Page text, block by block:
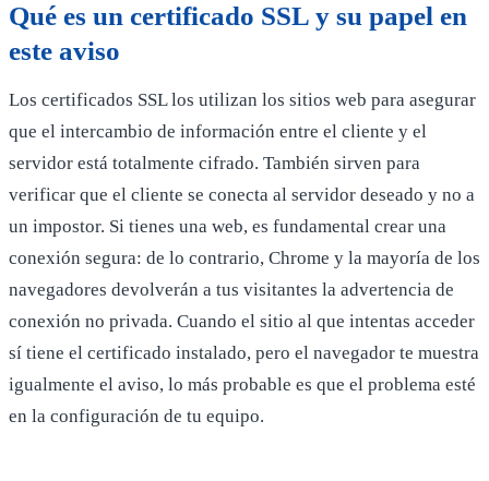
Qué es un certificado SSL y su papel en
este aviso
Los certificados SSL los utilizan los sitios web para asegurar
que el intercambio de información entre el cliente y el
servidor está totalmente cifrado. También sirven para
verificar que el cliente se conecta al servidor deseado y no a
un impostor. Si tienes una web, es fundamental crear una
conexión segura: de lo contrario, Chrome y la mayoría de los
navegadores devolverán a tus visitantes la advertencia de
conexión no privada. Cuando el sitio al que intentas acceder
sí tiene el certificado instalado, pero el navegador te muestra
igualmente el aviso, lo más probable es que el problema esté
en la configuración de tu equipo.